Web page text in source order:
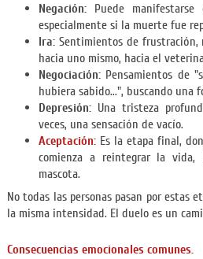
Negación:Puede manifestarse
especialmente si la muerte fue
Ira:Sentimientos de frustración,
hacia uno mismo, hacia el
Negociación:Pensamientos de
hubiera sabido...", buscando
Depresión:Una tristeza
veces, una sensación de vacío.
Aceptación:Es la etapa final,
comienza a reintegrar la
mascota.
No todas las personas pasan por estas
la misma intensidad. El duelo es un
Consecuencias emocionales comunes.